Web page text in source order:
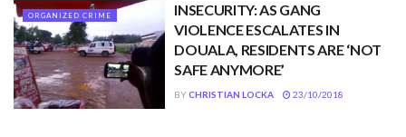
ORGANIZED CRIME
INSECURITY: AS GANG
VIOLENCE ESCALATES IN
DOUALA, RESIDENTS ARE ‘NOT
SAFE ANYMORE’
BYCHRISTIAN LOCKA 23/10/2018